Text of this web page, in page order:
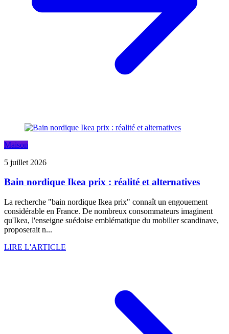
Maison
5 juillet 2026
Bain nordique Ikea prix : réalité et alternatives
La recherche "bain nordique Ikea prix" connaît un engouement
considérable en France. De nombreux consommateurs imaginent
qu'Ikea, l'enseigne suédoise emblématique du mobilier scandinave,
proposerait n...
LIRE L'ARTICLE